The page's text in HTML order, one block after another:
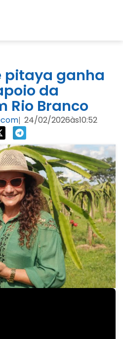
pitaya ganha
da
Rio Branco
| 24/02/2026às10:52